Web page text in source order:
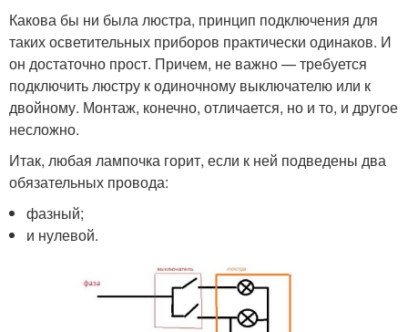
Какова бы ни была люстра, принцип подключения для
таких осветительных приборов практически одинаков. И
он достаточно прост. Причем, не важно — требуется
подключить люстру к одиночному выключателю или к
двойному. Монтаж, конечно, отличается, но и то, и другое
несложно.
Итак, любая лампочка горит, если к ней подведены два
обязательных провода:
фазный;
и нулевой.